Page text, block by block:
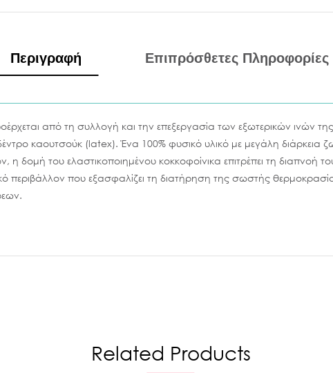
Περιγραφή Επιπρόσθετες Πληροφορίες
από τη συλλογή και την επεξεργασία των εξωτερικών ινών
καουτσούκ (latex). Ένα 100% φυσικό υλικό με μεγάλη διάρκεια
η δομή του ελαστικοποιημένου κοκκοφοίνικα επιτρέπει τη διαπνοή
περιβάλλον που εξασφαλίζει τη διατήρηση της σωστής
Related Products